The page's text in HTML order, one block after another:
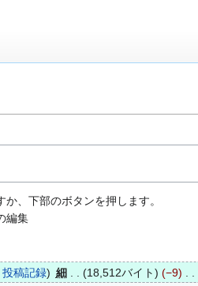
、下部のボタンを押します。
編集
投稿記録 細 18,512バイト
−9